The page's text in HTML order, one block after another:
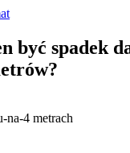
być spadek